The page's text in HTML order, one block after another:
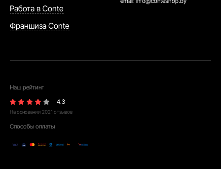
Работа в Conte
Франшиза Conte
Наш рейтинг
4.3
На основании 2021 отзывов
Способы оплаты